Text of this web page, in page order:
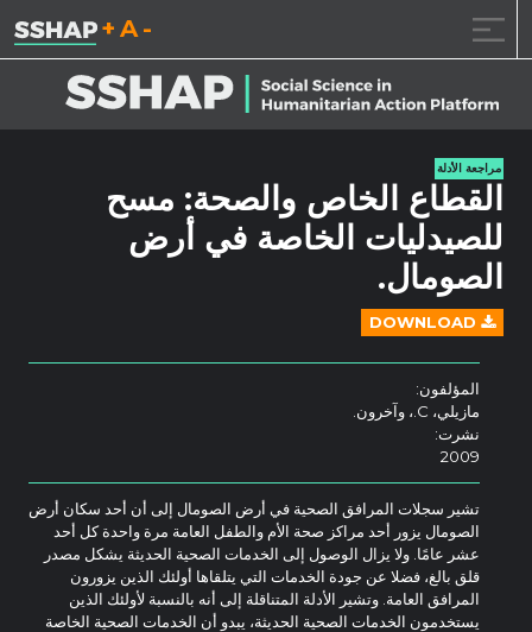
تقليل حجم الخط.
إعادة ضبط حجم
زيادة حجم
مراجعة الأدلة
القطاع الخاص والصحة: مسح
للصيدليات الخاصة في أرض
الصومال.
DOWNLOAD
المؤلفون:
مازيلي، C.، وآخرون.
نشرت:
2009
تشير سجلات المرافق الصحية في أرض الصومال إلى أن أحد سكان أرض
الصومال يزور أحد مراكز صحة الأم والطفل العامة مرة واحدة كل أحد
عشر عامًا. ولا يزال الوصول إلى الخدمات الصحية الحديثة يشكل مصدر
قلق بالغ، فضلا عن جودة الخدمات التي يتلقاها أولئك الذين يزورون
المرافق العامة. وتشير الأدلة المتناقلة إلى أنه بالنسبة لأولئك الذين
يستخدمون الخدمات الصحية الحديثة، يبدو أن الخدمات الصحية الخاصة